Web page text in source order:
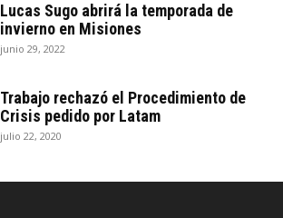
Lucas Sugo abrirá la temporada de
invierno en Misiones
junio 29, 2022
Trabajo rechazó el Procedimiento de
Crisis pedido por Latam
julio 22, 2020